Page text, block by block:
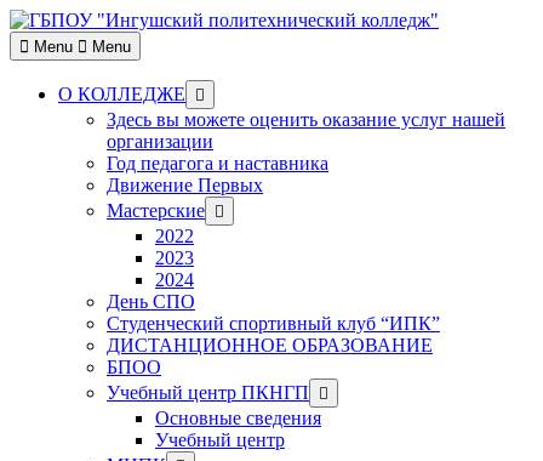
Skip
to
content
Menu Menu
О КОЛЛЕДЖЕ
Show
sub
menu
Здесь вы можете оценить оказание услуг нашей
организации
Год педагога и наставника
Движение Первых
Мастерские Show
sub
2022
2023
2024
День СПО
Студенческий спортивный клуб “ИПК”
ДИСТАНЦИОННОЕ ОБРАЗОВАНИЕ
БПОО
Учебный центр ПКНГП
Show
sub
menu
Основные сведения
Учебный центр